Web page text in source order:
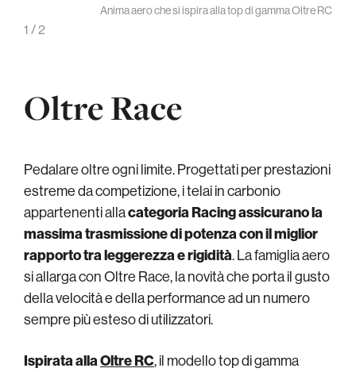
Anima aero che si ispira alla top di gamma Oltre RC
1 / 2
Oltre Race
Pedalare oltre ogni limite. Progettati per prestazioni
estreme da competizione, i telai in carbonio
appartenenti allacategoria Racing assicurano la
massima trasmissione di potenza con il miglior
rapporto tra leggerezza e rigidità. La famiglia aero
si allarga con Oltre Race, la novità che porta il gusto
della velocità e della performance ad un numero
sempre più esteso di utilizzatori.
Ispirata allaOltre RC, il modello top di gamma